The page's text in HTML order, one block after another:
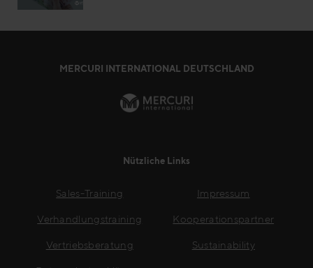
MERCURI INTERNATIONAL DEUTSCHLAND
Nützliche Links
Sales-Training
Verhandlungstraining
Vertriebsberatung
Impressum
Kooperationspartner
Sustainability